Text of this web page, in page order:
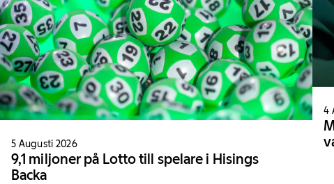
5 Augusti 2026
9,1 miljoner på Lotto till spelare i Hisings
Backa
4